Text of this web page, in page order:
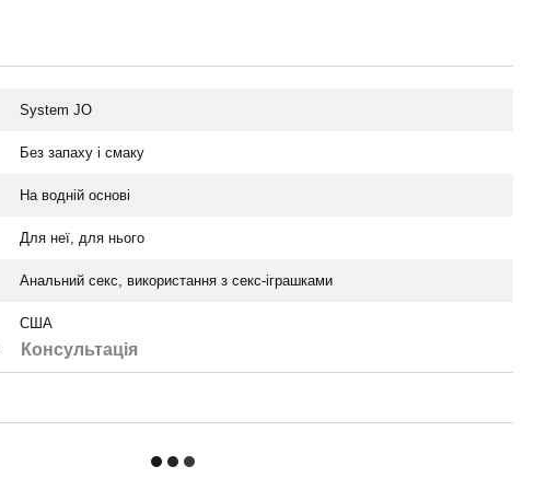
System JO
Без запаху і смаку
На водній основі
Для неї, для нього
Анальний секс, використання з секс-іграшками
США
Консультація